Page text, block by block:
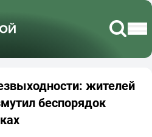
жителей
беспорядок